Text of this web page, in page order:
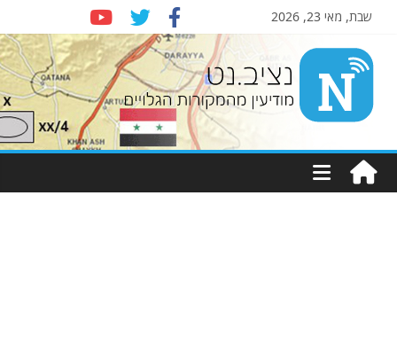
שבת, מאי 23, 2026
Nziv.net
מודיעין
מהמקורות